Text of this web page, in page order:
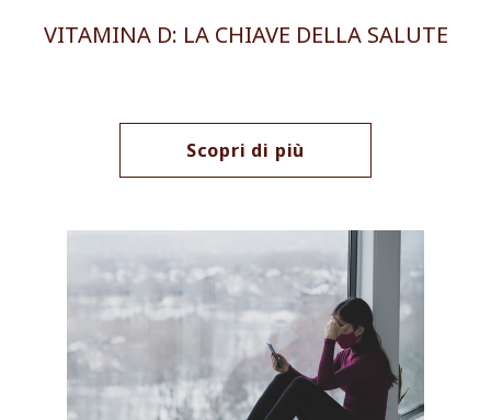
VITAMINA D: LA CHIAVE DELLA SALUTE
Scopri di più